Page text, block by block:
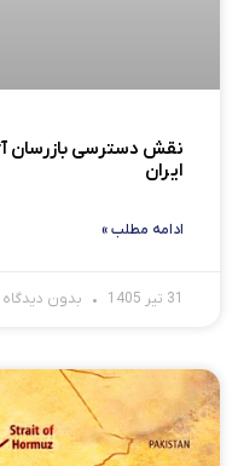
نقش دسترسی بازرسان
ایران
ادامه مطلب »
31 تیر 1405 بدون دیدگاه